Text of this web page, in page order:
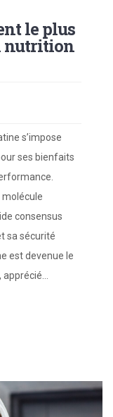
le plus
nutrition
s’impose
ses bienfaits
molécule
consensus
sa sécurité
est devenue le